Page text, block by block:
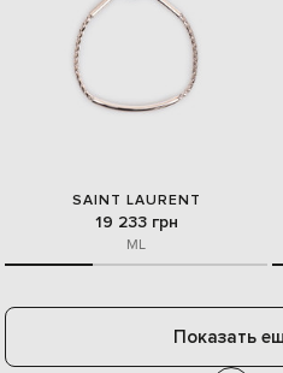
SAINT LAURENT
19 233 грн
ML
Показать